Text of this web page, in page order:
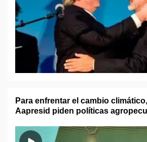
Para enfrentar el cambio
Aapresid piden políticas